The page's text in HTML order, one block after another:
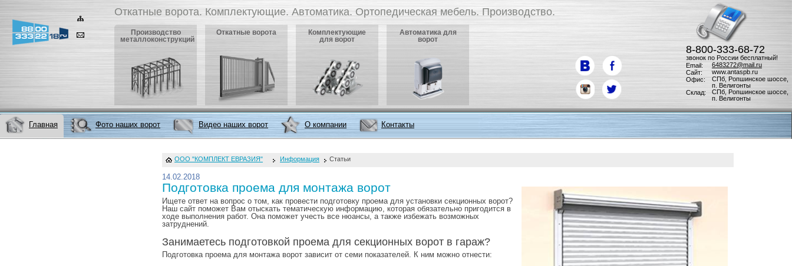
Откатные ворота. Комплектующие. Автоматика. Ортопедическая мебель. Производство.
Производство
металлоконструкций
Откатные ворота
Комплектующие
для ворот
Автоматика для
ворот
8-800-333-68-72
звонок по России бесплатный!
Email:
6483272@mail.ru
Сайт:
www.antaspb.ru
Офис:
СПб, Ропшинское шоссе,
п. Велигонты
Склад:
СПб, Ропшинское шоссе,
п. Велигонты
Главная Фото наших ворот Видео наших ворот О компании Контакты
ООО "КОМПЛЕКТ ЕВРАЗИЯ" Информация Статьи
14.02.2018
Подготовка проема для монтажа ворот
Ищете ответ на вопрос о том, как провести подготовку проема для установки секционных ворот?
Наш сайт поможет Вам отыскать тематическую информацию, которая обязательно пригодится в
ходе выполнения работ. Она поможет учесть все нюансы, а также избежать возможных
затруднений.
Занимаетесь подготовкой проема для секционных ворот в гараж?
Подготовка проема для монтажа ворот зависит от семи показателей. К ним можно отнести: